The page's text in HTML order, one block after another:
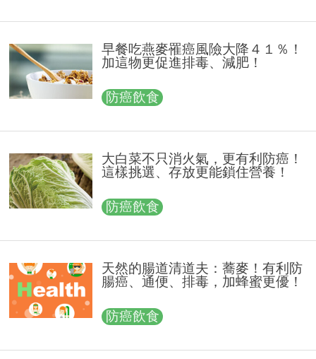
早餐吃燕麥罹癌風險大降４１％！
加這物更促進排毒、減肥！
防癌飲食
大白菜不只消火氣，更有利防癌！
這樣挑選、存放更能鎖住營養！
防癌飲食
天然的腸道清道夫：蕎麥！有利防
腸癌、通便、排毒，加蜂蜜更優！
防癌飲食